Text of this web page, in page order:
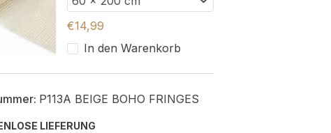
€14,99
In den Warenkorb
P113A BEIGE BOHO FRINGES
LIEFERUNG